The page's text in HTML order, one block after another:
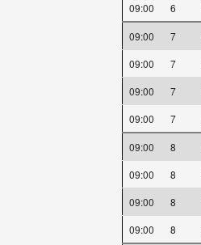
09:00
6
09:00 7
09:00
7
09:00
7
09:00
7
09:00 8
09:00
8
09:00
8
09:00
8